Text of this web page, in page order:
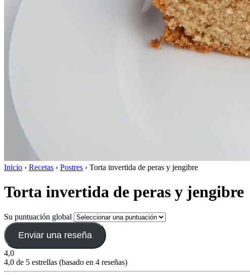
Inicio › Recetas › Postres › Torta invertida de peras y jengibre
Torta invertida de peras y jengibre
Su puntuación global
Enviar una reseña
4,0
4,0 de 5 estrellas (basado en 4 reseñas)